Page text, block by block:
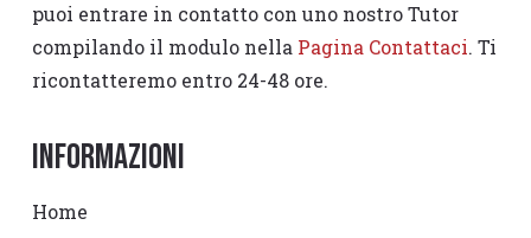
puoi entrare in contatto con uno nostro Tutor
compilando il modulo nella Pagina Contattaci. Ti
ricontatteremo entro 24-48 ore.
Informazioni
Home